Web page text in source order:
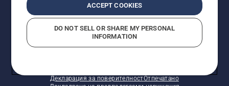
© Husqvarna AB (публ). Всички права запазени.
Декларация за поверителностОтпечатано
ACCEPT COOKIES
DO NOT SELL OR SHARE MY PERSONAL
INFORMATION